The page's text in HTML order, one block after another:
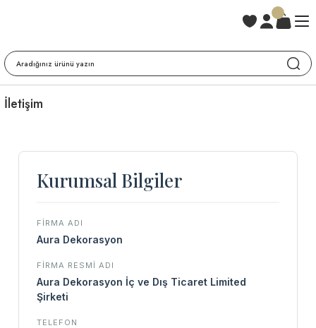
İletişim
Kurumsal Bilgiler
FIRMA ADI
Aura Dekorasyon
FIRMA RESMI ADI
Aura Dekorasyon İç ve Dış Ticaret Limited
Şirketi
TELEFON